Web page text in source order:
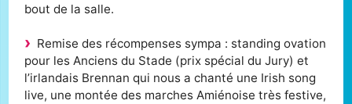
bout de la salle.
Remise des récompenses sympa : standing ovation
pour les Anciens du Stade (prix spécial du Jury) et
l’irlandais Brennan qui nous a chanté une Irish song
live, une montée des marches Amiénoise très festive,